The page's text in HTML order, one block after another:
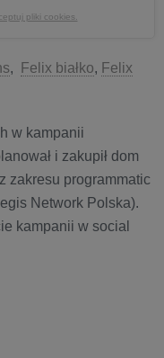
pliki cookies.
, Felix białko, Felix
w kampanii
i zakupił dom
zakresu programmatic
Network Polska).
kampanii w social